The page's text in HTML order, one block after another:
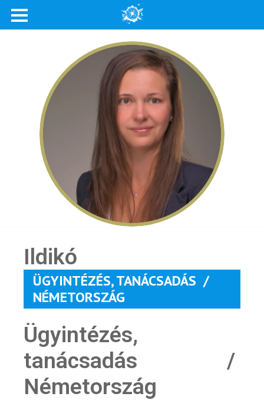
Ildikó
ÜGYINTÉZÉS, TANÁCSADÁS /
NÉMETORSZÁG
Ügyintézés,
tanácsadás /
Németország